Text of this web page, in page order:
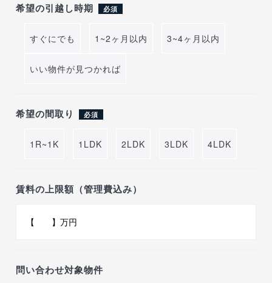
希望の引越し時期 必須
すぐにでも 1~2ヶ月以内 3~4ヶ月以内
いい物件が見つかれば
希望の間取り 必須
1R~1K 1LDK 2LDK 3LDK 4LDK
賃料の上限額（管理費込み）
問い合わせ対象物件